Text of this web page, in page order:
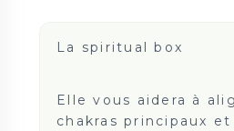
La spiritual box
Elle vous aidera à
chakras principaux et